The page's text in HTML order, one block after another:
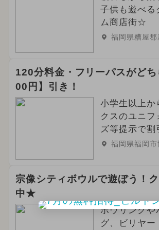
子供も遊べる
ム商店街☆
福岡県糟屋郡
120分料金・フリーパスがど
00円】引き！
小学生以上か
クスのユニフ
ズ等提示で割
福岡県福岡市
宗像シティボウルで遊ぼう！
中★
ボウリングや
グ、ビリヤー